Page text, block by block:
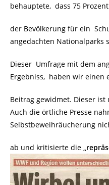
behauptete, dass 75 Prozent
der Bevölkerung für ein
angedachten Nationalparks
Dieser Umfrage mit dem
Ergebniss, haben wir einen
Beitrag gewidmet. Dieser ist
Auch die örtliche Presse
Selbstbeweihräucherung
ab und kritisierte die